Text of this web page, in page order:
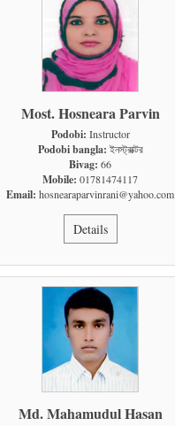
Most. Hosneara Parvin
Podobi: Instructor
Podobi bangla: ইনস্ট্রাক্টর
Bivag: 66
Mobile: 01781474117
Email: hosnearaparvinrani@yahoo.com
Details
Md. Mahamudul Hasan